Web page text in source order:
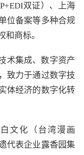
双证）、上海
位备案等多种合规
和商标。
术集成、数字资产
致力于通过数字技
体经济的数字化转
文化（台湾漫画
代表企业露香园集